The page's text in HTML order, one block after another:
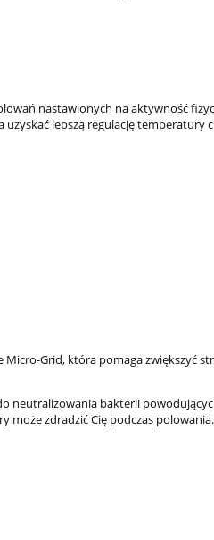
nastawionych na aktywność
lepszą regulację temperatury
Grid, która pomaga zwiększyć
neutralizowania bakterii
może zdradzić Cię podczas polowania.